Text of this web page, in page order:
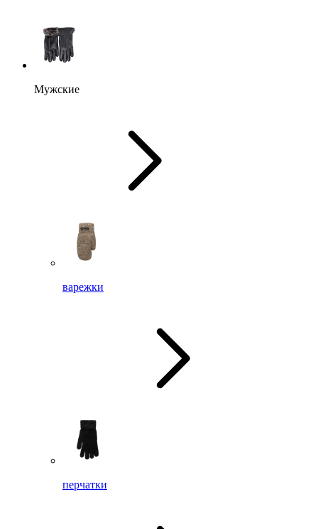
Мужские
варежки
перчатки